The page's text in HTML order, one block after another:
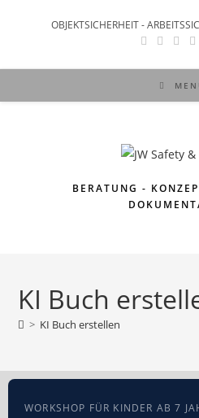
OBJEKTSICHERHEIT -
BERATUNG -
KI Buch
> KI Buch erstellen
WORKSHOP FÜR KINDER AB 7